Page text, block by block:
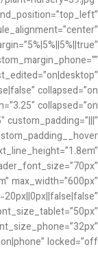
custom_padding=”|||”
max_width=”600px”
locked=”off”]